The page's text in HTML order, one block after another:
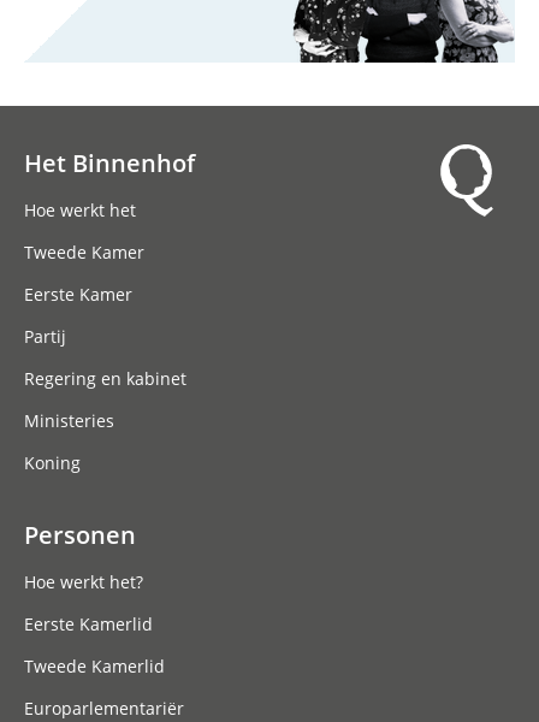
Het Binnenhof
Hoe werkt het
Tweede Kamer
Eerste Kamer
Partij
Regering en kabinet
Ministeries
Koning
Personen
Hoe werkt het?
Eerste Kamerlid
Tweede Kamerlid
Europarlementariër